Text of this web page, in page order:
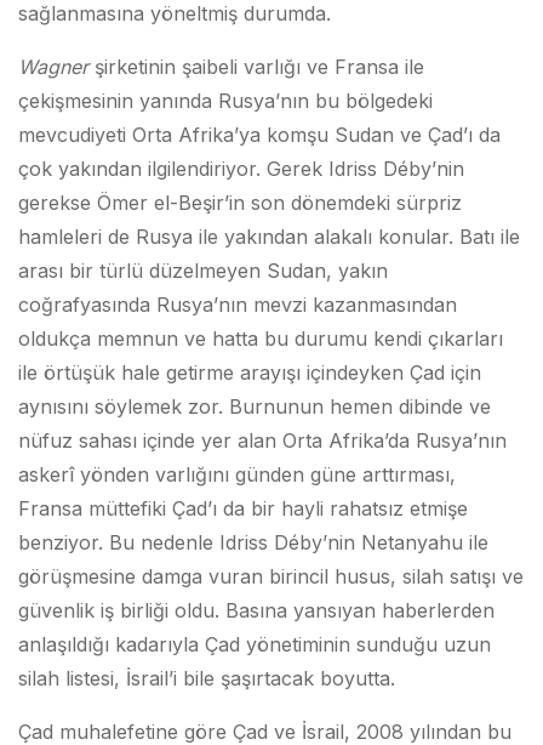
sağlanmasına yöneltmiş durumda.
Wagnerşirketinin şaibeli varlığı ve Fransa ile
çekişmesinin yanında Rusya’nın bu bölgedeki
mevcudiyeti Orta Afrika’ya komşu Sudan ve Çad’ı da
çok yakından ilgilendiriyor. Gerek Idriss Déby’nin
gerekse Ömer el-Beşir’in son dönemdeki sürpriz
hamleleri de Rusya ile yakından alakalı konular. Batı ile
arası bir türlü düzelmeyen Sudan, yakın
coğrafyasında Rusya’nın mevzi kazanmasından
oldukça memnun ve hatta bu durumu kendi çıkarları
ile örtüşük hale getirme arayışı içindeyken Çad için
aynısını söylemek zor. Burnunun hemen dibinde ve
nüfuz sahası içinde yer alan Orta Afrika’da Rusya’nın
askerî yönden varlığını günden güne arttırması,
Fransa müttefiki Çad’ı da bir hayli rahatsız etmişe
benziyor. Bu nedenle Idriss Déby’nin Netanyahu ile
görüşmesine damga vuran birincil husus, silah satışı ve
güvenlik iş birliği oldu. Basına yansıyan haberlerden
anlaşıldığı kadarıyla Çad yönetiminin sunduğu uzun
silah listesi, İsrail’i bile şaşırtacak boyutta.
Çad muhalefetine göre Çad ve İsrail, 2008 yılından bu